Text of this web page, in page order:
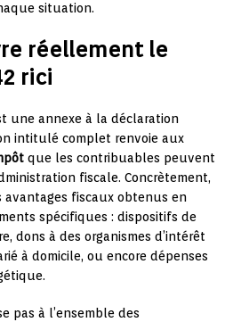
situation.
réellement le
rici
une annexe à la déclaration
intitulé complet renvoie aux
que les contribuables peuvent
fiscale. Concrètement,
avantages fiscaux obtenus en
spécifiques : dispositifs de
dons à des organismes d’intérêt
à domicile, ou encore dépenses
pas à l’ensemble des